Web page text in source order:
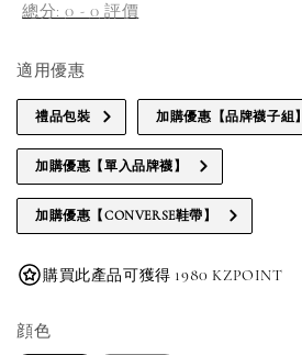
總分:0 - 0 評價
適用優惠
禮品包裝 加購優惠【品牌襪子組】
加購優惠【單入品牌襪】
加購優惠【CONVERSE鞋帶】
購買此產品可獲得 1980 KZPOINT
顔色